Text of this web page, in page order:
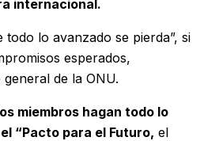
internacional.
todo lo avanzado se pierda”, si
esperados,
de la ONU.
miembros hagan todo lo
“Pacto para el Futuro, el